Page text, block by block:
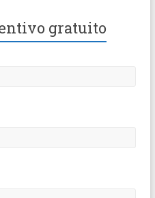
gratuito